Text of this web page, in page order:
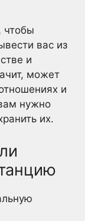
чтобы
вас из
и
может
и
нужно
их.